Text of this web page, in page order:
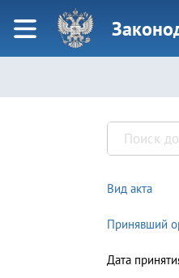
Вид акта
Принявший
Дата